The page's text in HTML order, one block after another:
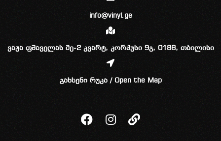
info@vinyl.ge
ვაჟა ფშაველას მე-2 კვარტ, კორპუსი 9გ, 0186, თბილისი
გახსენი რუკა / Open the Map